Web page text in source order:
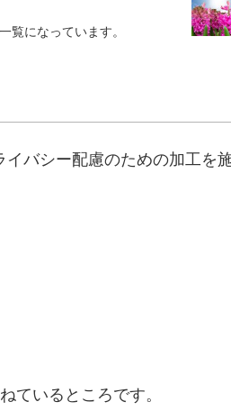
覧になっています。
バシー配慮のための加工を施
ているところです。